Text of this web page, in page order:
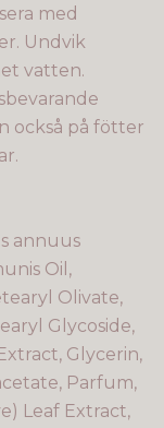
med
Undvik
vatten.
också på fötter
annuus
Oil,
Olivate,
Glycoside,
Glycerin,
Parfum,
Leaf Extract,